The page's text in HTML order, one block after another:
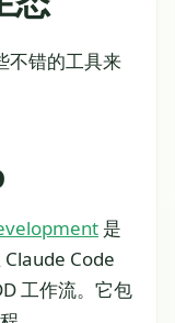
不错的工具来
是
Code
工作流。它包